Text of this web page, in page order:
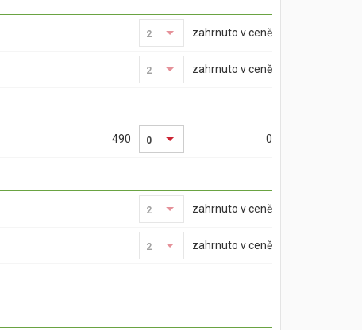
2
2 zahrnuto v ceně
2
2 zahrnuto v ceně
490 0 0
2
2 zahrnuto v ceně
2
2 zahrnuto v ceně